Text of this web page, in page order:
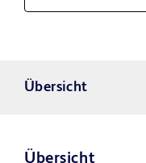
Übersicht
Übersicht